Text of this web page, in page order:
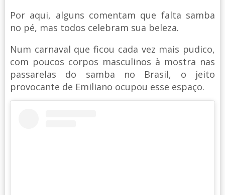
Por aqui, alguns comentam que falta samba
no pé, mas todos celebram sua beleza.
Num carnaval que ficou cada vez mais pudico,
com poucos corpos masculinos à mostra nas
passarelas do samba no Brasil, o jeito
provocante de Emiliano ocupou esse espaço.